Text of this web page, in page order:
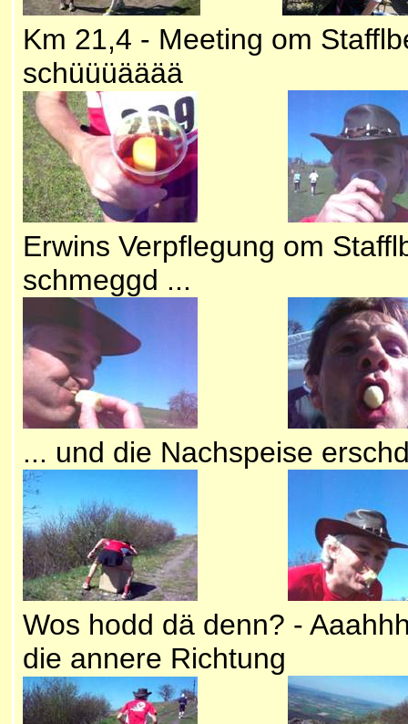
Km 21,4 - Meeting om
schüüüääää
Erwins Verpflegung om
schmeggd ...
... und die Nachspeise
Wos hodd dä denn? -
die annere Richtung